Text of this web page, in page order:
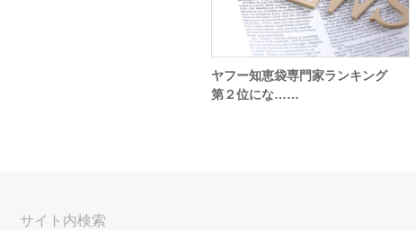
ヤフー知恵袋専門家ランキング
第２位にな……
サイト内検索